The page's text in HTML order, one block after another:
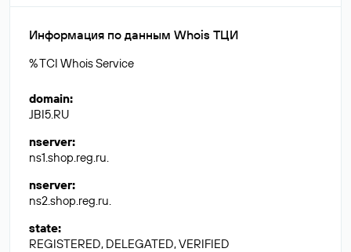
Информация по данным Whois ТЦИ
% TCI Whois Service
domain:
JBI5.RU
nserver:
ns1.shop.reg.ru.
nserver:
ns2.shop.reg.ru.
state:
REGISTERED, DELEGATED, VERIFIED